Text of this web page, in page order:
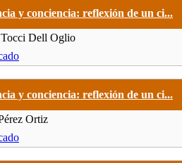
y conciencia: reflexión de un ci...
Dell Oglio
y conciencia: reflexión de un ci...
Ortiz